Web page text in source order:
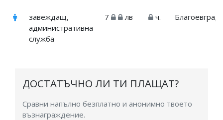
завеждащ,
административна
служба
7 лв ч. Благоевград
ДОСТАТЪЧНО ЛИ ТИ ПЛАЩАТ?
Сравни напълно безплатно и анонимно твоето
възнаграждение.